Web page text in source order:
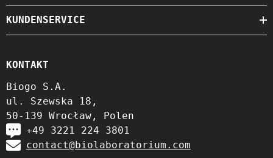
KUNDENSERVICE
KONTAKT
Biogo S.A.
ul. Szewska 18,
50-139 Wrocław, Polen
+49 3221 224 3801
contact@biolaboratorium.com